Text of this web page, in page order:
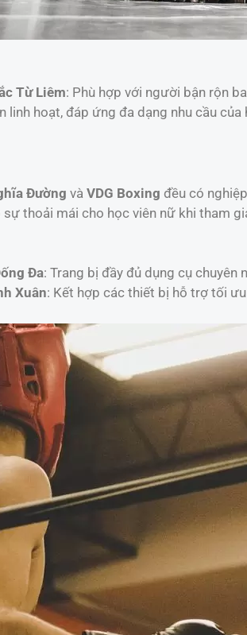
Từ Liêm: Phù hợp với người bận rộn
linh hoạt, đáp ứng đa dạng nhu cầu của
Đường và VDG Boxing đều có
sự thoải mái cho học viên nữ khi tham
Đa: Trang bị đầy đủ dụng cụ chuyên
Xuân: Kết hợp các thiết bị hỗ trợ tối